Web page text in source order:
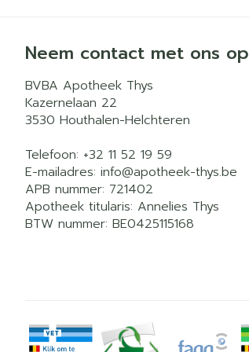
Neem contact met ons op
BVBA Apotheek Thys
Kazernelaan 22
3530 Houthalen-Helchteren
Telefoon: +32 11 52 19 59
E-mailadres: info@apotheek-thys.be
APB nummer: 721402
Apotheek titularis: Annelies Thys
BTW nummer: BE0425115168